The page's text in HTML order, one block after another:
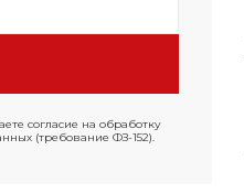
согласие на обработку
(требование ФЗ-152).